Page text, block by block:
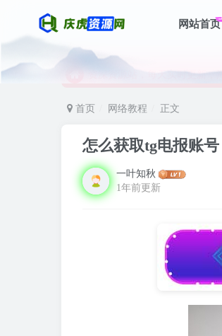
网站首页
资深资源站，每天实时更新，
【启明网】找项目 + 低成本创
资深资源站，每天实时更新，
首页
网络教程 正文
怎么获取tg电报账
一叶知秋
1年前更新